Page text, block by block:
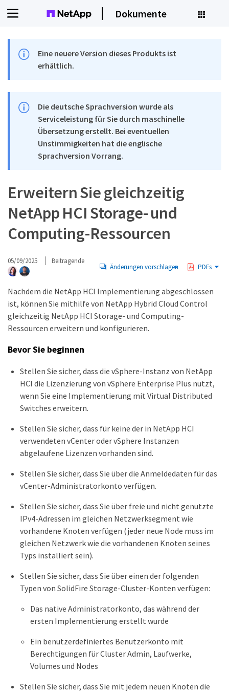
Dokumente
Eine neuere Version dieses Produkts ist
erhältlich.
Die deutsche Sprachversion wurde als
Serviceleistung für Sie durch maschinelle
Übersetzung erstellt. Bei eventuellen
Unstimmigkeiten hat die englische
Sprachversion Vorrang.
Erweitern Sie gleichzeitig
NetApp HCI Storage- und
Computing-Ressourcen
05/09/2025 Beitragende
Änderungen vorschlagen PDFs
Nachdem die NetApp HCI Implementierung abgeschlossen
ist, können Sie mithilfe von NetApp Hybrid Cloud Control
gleichzeitig NetApp HCI Storage- und Computing-
Ressourcen erweitern und konfigurieren.
Bevor Sie beginnen
Stellen Sie sicher, dass die vSphere-Instanz von NetApp
HCI die Lizenzierung von vSphere Enterprise Plus nutzt,
wenn Sie eine Implementierung mit Virtual Distributed
Switches erweitern.
Stellen Sie sicher, dass für keine der in NetApp HCI
verwendeten vCenter oder vSphere Instanzen
abgelaufene Lizenzen vorhanden sind.
Stellen Sie sicher, dass Sie über die Anmeldedaten für das
vCenter-Administratorkonto verfügen.
Stellen Sie sicher, dass Sie über freie und nicht genutzte
IPv4-Adressen im gleichen Netzwerksegment wie
vorhandene Knoten verfügen (jeder neue Node muss im
gleichen Netzwerk wie die vorhandenen Knoten seines
Typs installiert sein).
Stellen Sie sicher, dass Sie über einen der folgenden
Typen von SolidFire Storage-Cluster-Konten verfügen:
Das native Administratorkonto, das während der
ersten Implementierung erstellt wurde
Ein benutzerdefiniertes Benutzerkonto mit
Berechtigungen für Cluster Admin, Laufwerke,
Volumes und Nodes
Stellen Sie sicher, dass Sie mit jedem neuen Knoten die